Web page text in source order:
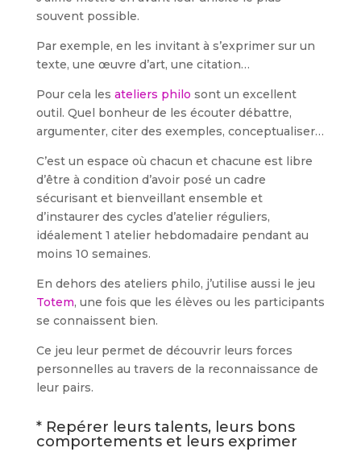
souvent possible.
Par exemple, en les invitant à s’exprimer sur un
texte, une œuvre d’art, une citation…
Pour cela les ateliers philo sont un excellent
outil. Quel bonheur de les écouter débattre,
argumenter, citer des exemples, conceptualiser…
C’est un espace où chacun et chacune est libre
d’être à condition d’avoir posé un cadre
sécurisant et bienveillant ensemble et
d’instaurer des cycles d’atelier réguliers,
idéalement 1 atelier hebdomadaire pendant au
moins 10 semaines.
En dehors des ateliers philo, j’utilise aussi le jeu
Totem, une fois que les élèves ou les participants
se connaissent bien.
Ce jeu leur permet de découvrir leurs forces
personnelles au travers de la reconnaissance de
leur pairs.
* Repérer leurs talents, leurs bons
comportements et leurs exprimer